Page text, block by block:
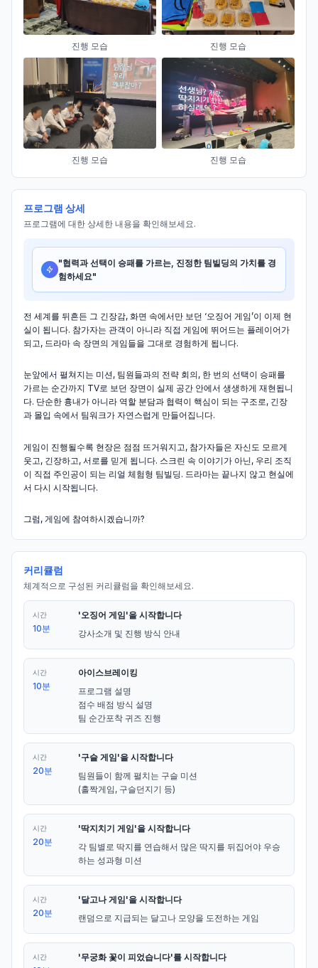
진행 모습 진행 모습
진행 모습 진행 모습
프로그램 상세
프로그램에 대한 상세한 내용을 확인해보세요.
"협력과 선택이 승패를 가르는, 진정한 팀빌딩의 가치를 경
험하세요"
전 세계를 뒤흔든 그 긴장감, 화면 속에서만 보던 ‘오징어 게임’이 이제 현
실이 됩니다. 참가자는 관객이 아니라 직접 게임에 뛰어드는 플레이어가
되고, 드라마 속 장면의 게임들을 그대로 경험하게 됩니다.
눈앞에서 펼쳐지는 미션, 팀원들과의 전략 회의, 한 번의 선택이 승패를
가르는 순간까지 TV로 보던 장면이 실제 공간 안에서 생생하게 재현됩니
다. 단순한 흉내가 아니라 역할 분담과 협력이 핵심이 되는 구조로, 긴장
과 몰입 속에서 팀워크가 자연스럽게 만들어집니다.
게임이 진행될수록 현장은 점점 뜨거워지고, 참가자들은 자신도 모르게
웃고, 긴장하고, 서로를 믿게 됩니다. 스크린 속 이야기가 아닌, 우리 조직
이 직접 주인공이 되는 리얼 체험형 팀빌딩. 드라마는 끝나지 않고 현실에
서 다시 시작됩니다.
그럼, 게임에 참여하시겠습니까?
커리큘럼
체계적으로 구성된 커리큘럼을 확인해보세요.
시간
10분
'오징어 게임'을 시작합니다
강사소개 및 진행 방식 안내
시간
10분
아이스브레이킹
프로그램 설명
점수 배점 방식 설명
팀 순간포착 귀즈 진행
시간
20분
'구슬 게임'을 시작합니다
팀원들이 함께 펼치는 구슬 미션
(홀짝게임, 구슬던지기 등)
시간
20분
'딱지치기 게임'을 시작합니다
각 팀별로 딱지를 연습해서 많은 딱지를 뒤집어야 우승
하는 성과형 미션
시간
20분
'달고나 게임'을 시작합니다
랜덤으로 지급되는 달고나 모양을 도전하는 게임
시간
'무궁화 꽃이 피었습니다'를 시작합니다